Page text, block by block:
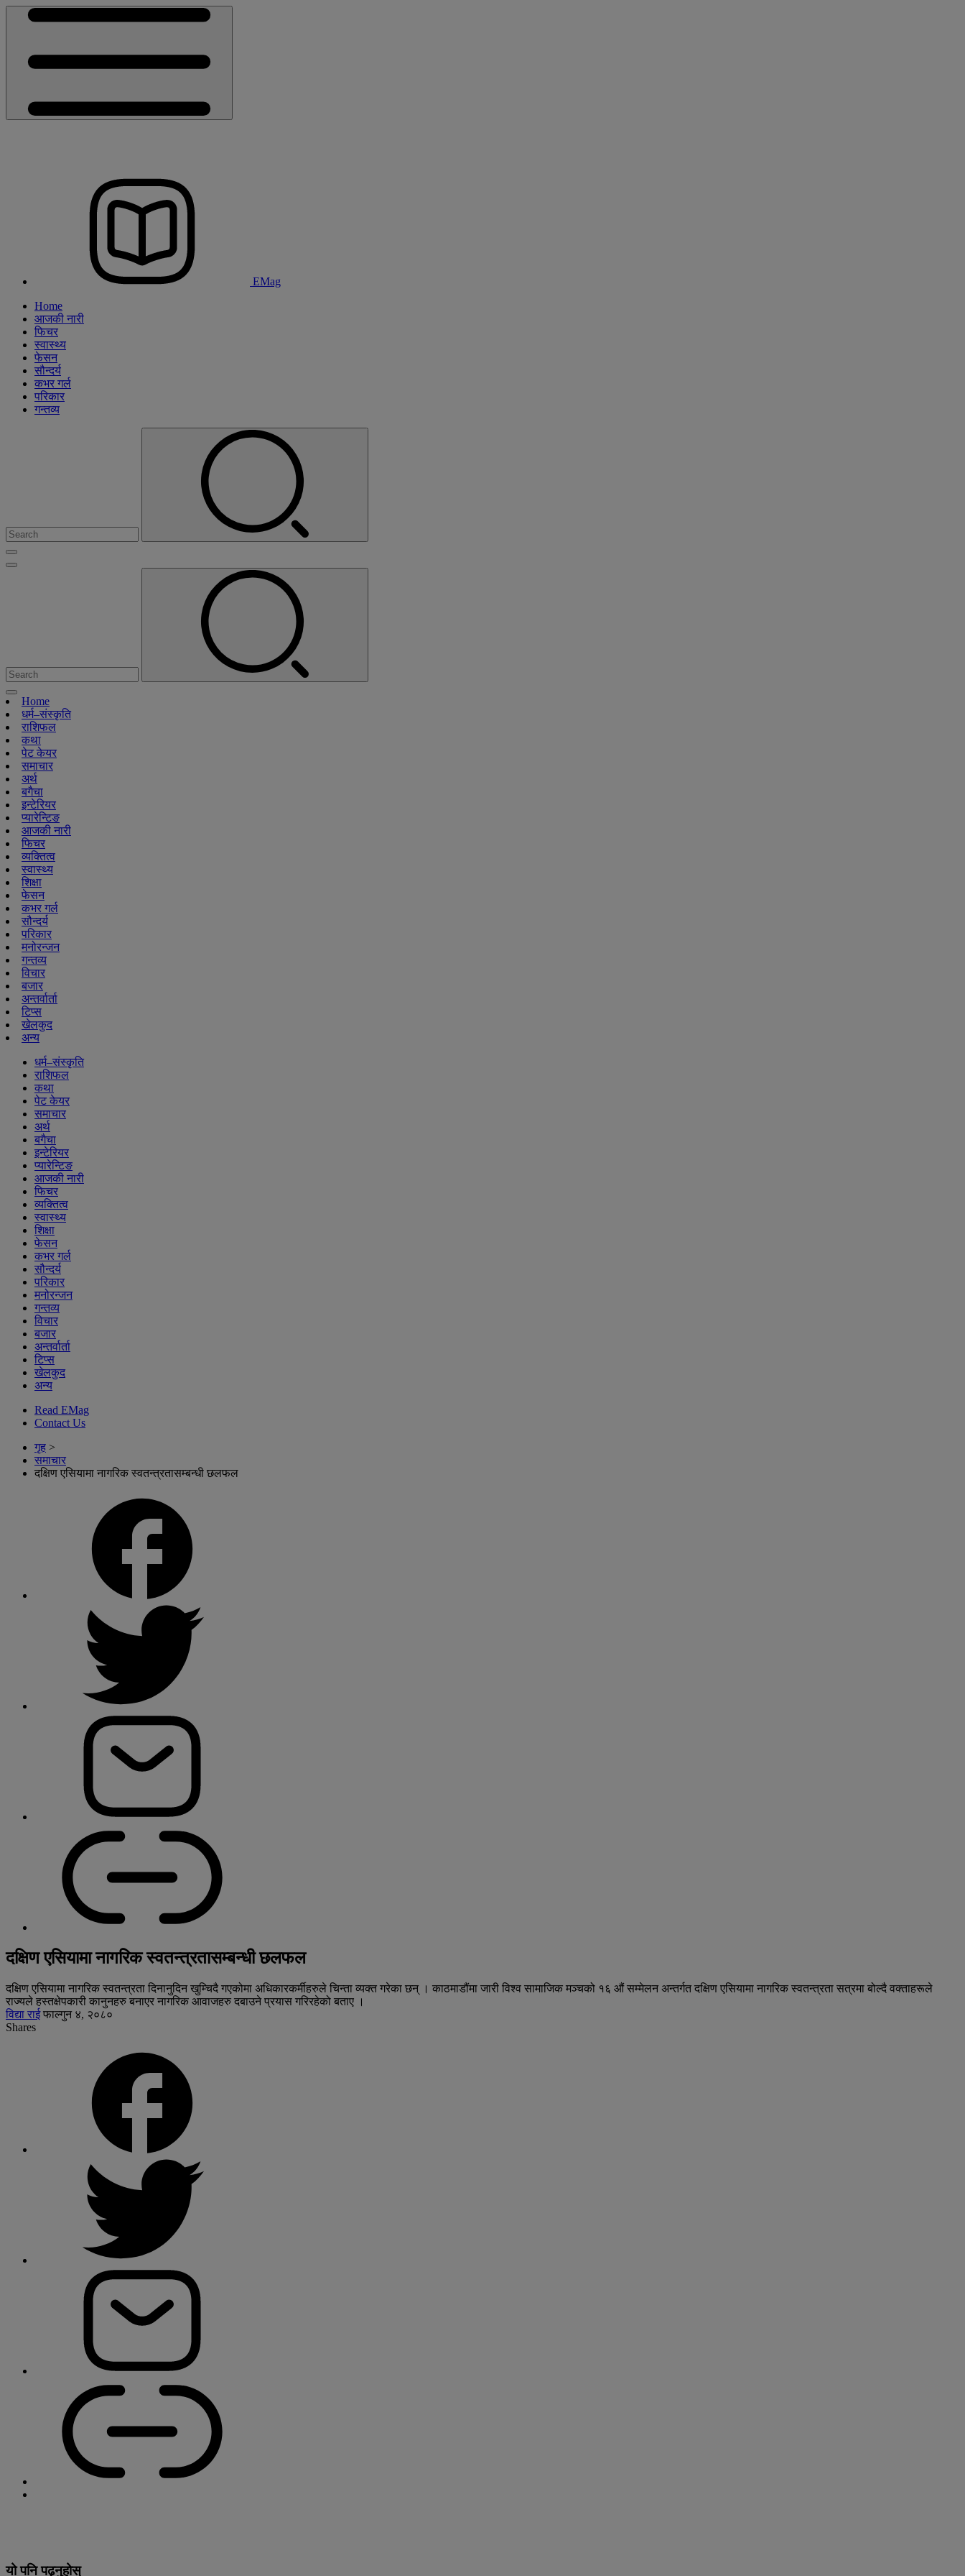
EMag
Home
आजकी नारी
फिचर
स्वास्थ्य
फेसन
सौन्दर्य
कभर गर्ल
परिकार
गन्तव्य
Home
धर्म–संस्कृति
राशिफल
कथा
पेट केयर
समाचार
अर्थ
बगैचा
इन्टेरियर
प्यारेन्टिङ
आजकी नारी
फिचर
व्यक्तित्व
स्वास्थ्य
शिक्षा
फेसन
कभर गर्ल
सौन्दर्य
परिकार
मनोरन्जन
गन्तव्य
विचार
बजार
अन्तर्वार्ता
टिप्स
खेलकुद
अन्य
धर्म–संस्कृति
राशिफल
कथा
पेट केयर
समाचार
अर्थ
बगैचा
इन्टेरियर
प्यारेन्टिङ
आजकी नारी
फिचर
व्यक्तित्व
स्वास्थ्य
शिक्षा
फेसन
कभर गर्ल
सौन्दर्य
परिकार
मनोरन्जन
गन्तव्य
विचार
बजार
अन्तर्वार्ता
टिप्स
खेलकुद
अन्य
Read EMag
Contact Us
गृह >
समाचार
दक्षिण एसियामा नागरिक स्वतन्त्रतासम्बन्धी छलफल
दक्षिण एसियामा नागरिक स्वतन्त्रतासम्बन्धी छलफल
दक्षिण एसियामा नागरिक स्वतन्त्रता दिनानुदिन खुम्चिदै गएकोमा अधिकारकर्मीहरुले चिन्ता व्यक्त गरेका छन् । काठमाडौंमा जारी विश्व सामाजिक मञ्चको १६ औं सम्मेलन अन्तर्गत दक्षिण एसियामा नागरिक स्वतन्त्रता सत्रमा बोल्दै वक्ताहरूले
राज्यले हस्तक्षेपकारी कानुनहरु बनाएर नागरिक आवाजहरु दबाउने प्रयास गरिरहेको बताए ।
विद्या राई फाल्गुन ४, २०८०
Shares
यो पनि पढ्नुहोस्